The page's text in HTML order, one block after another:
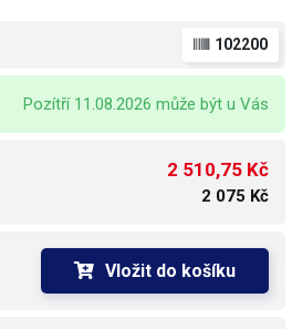
102200
Pozítří 11.08.2026 může být u Vás
2 510,75 Kč
2 075 Kč
Vložit do košíku